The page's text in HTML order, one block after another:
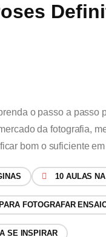
o passo a
da fotografia,
bom o suficiente
10 AULAS
FOTOGRAFAR
SE INSPIRAR